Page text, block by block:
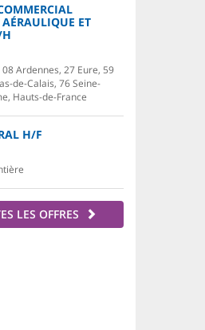
ET
Ardennes, 27 Eure, 59
de-Calais, 76 Seine-
Hauts-de-France
H/F
LES OFFRES